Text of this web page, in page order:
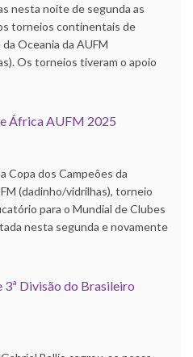
nesta noite de segunda as
torneios continentais de
Oceania da AUFM
Os torneios tiveram o apoio
África AUFM 2025
Copa dos Campeões da
(dadinho/vidrilhas), torneio
para o Mundial de Clubes
nesta segunda e novamente
Divisão do Brasileiro